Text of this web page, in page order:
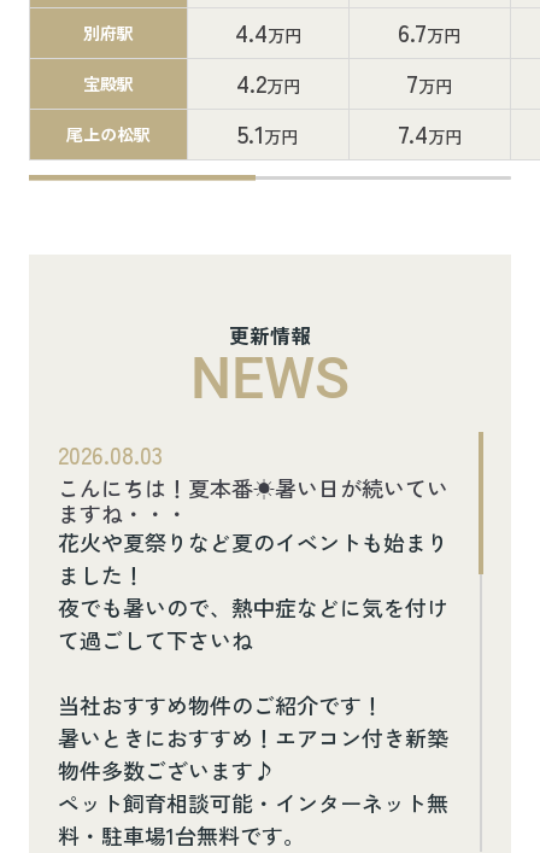
別府駅 4.4万円 6.7万円
宝殿駅 4.2万円 7万円
尾上の松駅 5.1万円 7.4万円
更新情報
NEWS
2026.08.03
こんにちは！夏本番☀暑い日が続いてい
ますね・・・
花火や夏祭りなど夏のイベントも始まり
ました！
夜でも暑いので、熱中症などに気を付け
て過ごして下さいね
当社おすすめ物件のご紹介です！
暑いときにおすすめ！エアコン付き新築
物件多数ございます♪
ペット飼育相談可能・インターネット無
料・駐車場1台無料です。